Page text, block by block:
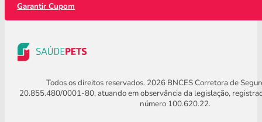
Garantir Cupom
Todos os direitos reservados. 2026 BNCES Corretora de
20.855.480/0001-80, atuando em observância da legislação,
número 100.620.22.